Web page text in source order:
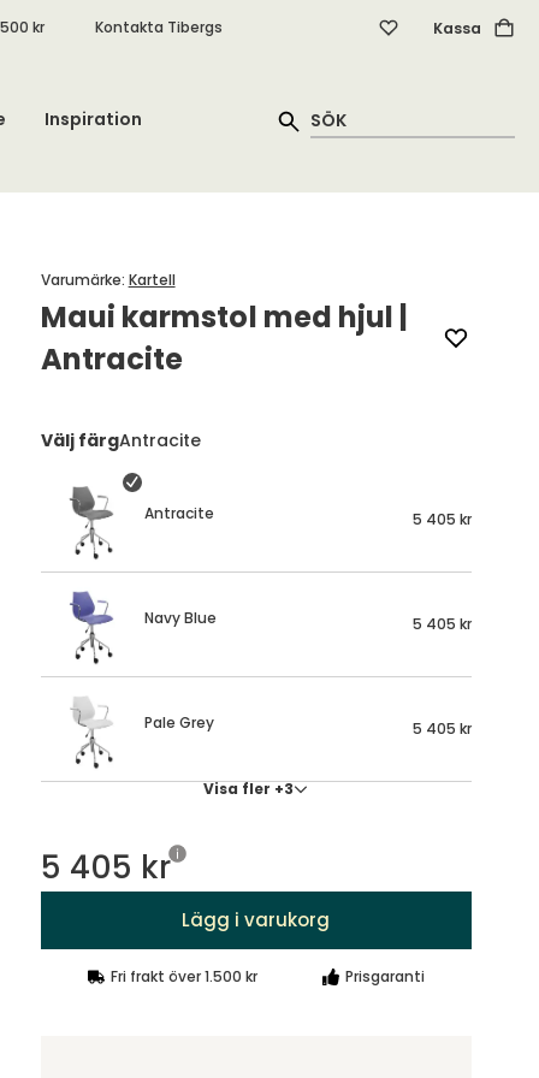
kr Kontakta Tibergs Kassa
Inspiration
Maui karmstol med hjul |
Antracite
Varumärke: Kartell
Välj färgAntracite
Antracite 5 405 kr
Navy Blue 5 405 kr
Pale Grey 5 405 kr
Visa fler +3
5 405 kr
Lägg i varukorg
Fri frakt över 1.500 kr Prisgaranti